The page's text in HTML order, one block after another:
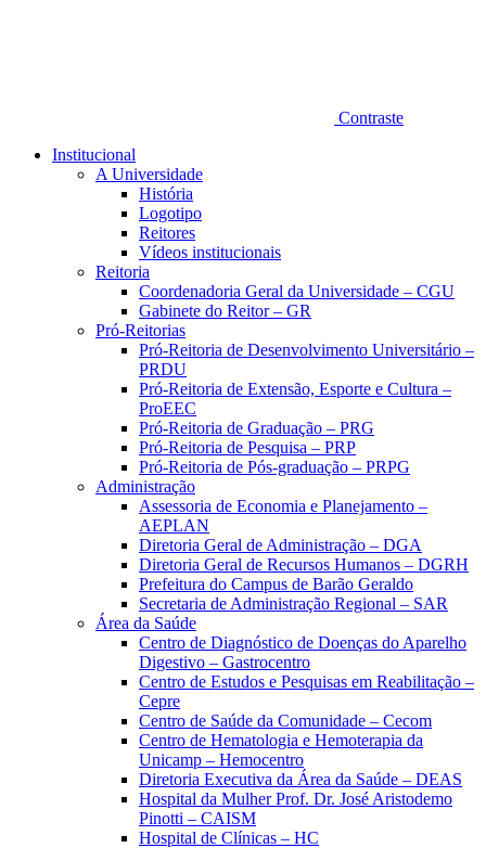
Contraste
Institucional
A Universidade
História
Logotipo
Reitores
Vídeos institucionais
Reitoria
Coordenadoria Geral da Universidade – CGU
Gabinete do Reitor – GR
Pró-Reitorias
Pró-Reitoria de Desenvolvimento Universitário –
PRDU
Pró-Reitoria de Extensão, Esporte e Cultura –
ProEEC
Pró-Reitoria de Graduação – PRG
Pró-Reitoria de Pesquisa – PRP
Pró-Reitoria de Pós-graduação – PRPG
Administração
Assessoria de Economia e Planejamento –
AEPLAN
Diretoria Geral de Administração – DGA
Diretoria Geral de Recursos Humanos – DGRH
Prefeitura do Campus de Barão Geraldo
Secretaria de Administração Regional – SAR
Área da Saúde
Centro de Diagnóstico de Doenças do Aparelho
Digestivo – Gastrocentro
Centro de Estudos e Pesquisas em Reabilitação –
Cepre
Centro de Saúde da Comunidade – Cecom
Centro de Hematologia e Hemoterapia da
Unicamp – Hemocentro
Diretoria Executiva da Área da Saúde – DEAS
Hospital da Mulher Prof. Dr. José Aristodemo
Pinotti – CAISM
Hospital de Clínicas – HC